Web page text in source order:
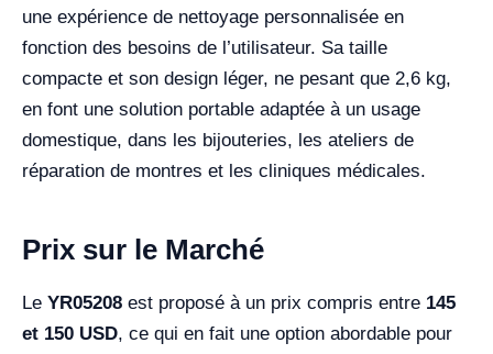
une expérience de nettoyage personnalisée en
fonction des besoins de l’utilisateur. Sa taille
compacte et son design léger, ne pesant que 2,6 kg,
en font une solution portable adaptée à un usage
domestique, dans les bijouteries, les ateliers de
réparation de montres et les cliniques médicales.
Prix sur le Marché
Le YR05208 est proposé à un prix compris entre 145
et 150 USD, ce qui en fait une option abordable pour